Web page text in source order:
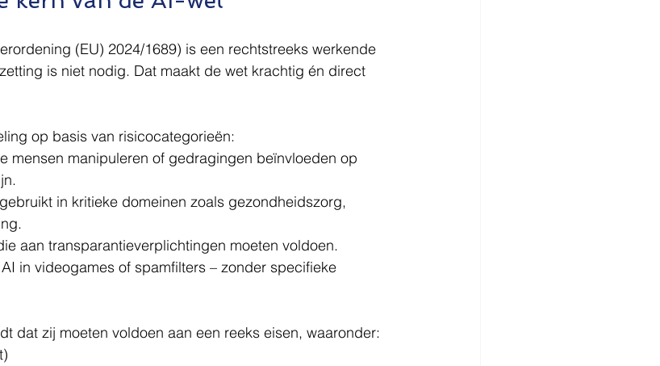
(EU) 2024/1689) is een rechtstreeks werkende
is niet nodig. Dat maakt de wet krachtig én direct
op basis van risicocategorieën:
mensen manipuleren of gedragingen beïnvloeden op
in kritieke domeinen zoals gezondheidszorg,
aan transparantieverplichtingen moeten voldoen.
in videogames of spamfilters – zonder specifieke
dat zij moeten voldoen aan een reeks eisen, waaronder: